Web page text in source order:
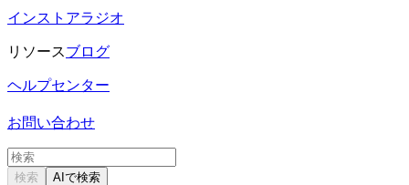
インストアラジオ
リソースブログ
ヘルプセンター
お問い合わせ
検索 AIで検索